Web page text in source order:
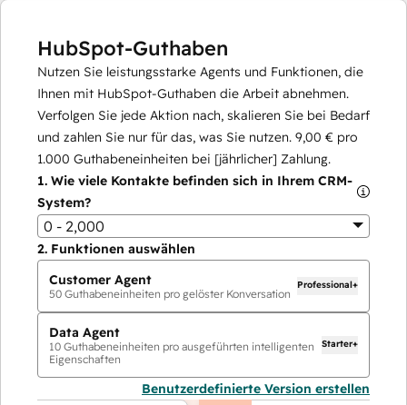
HubSpot-Guthaben
Nutzen Sie leistungsstarke Agents und Funktionen, die
Ihnen mit HubSpot-Guthaben die Arbeit abnehmen.
Verfolgen Sie jede Aktion nach, skalieren Sie bei Bedarf
und zahlen Sie nur für das, was Sie nutzen. 9,00 € pro
1.000 Guthabeneinheiten bei [jährlicher] Zahlung.
1. Wie viele Kontakte befinden sich in Ihrem CRM-
System?
0 - 2,000
2. Funktionen auswählen
Customer Agent
50 Guthabeneinheiten pro gelöster Konversation
Professional+
Data Agent
10 Guthabeneinheiten pro ausgeführten intelligenten
Eigenschaften
Starter+
Benutzerdefinierte Version erstellen